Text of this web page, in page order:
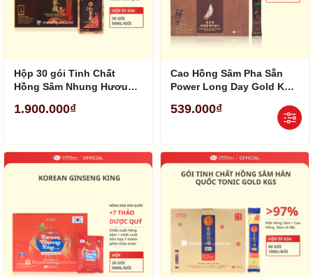
Hộp 30 gói Tinh Chất
Hồng Sâm Nhung Hươu
(50ml/ gói)
1.900.000₫
Cao Hồng Sâm Pha Sẵn
Power Long Day Gold KGS
539.000₫